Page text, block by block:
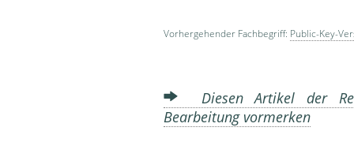
Vorhergehender Fachbegriff: Public-Key-
Diesen Artikel der
Bearbeitung vormerken